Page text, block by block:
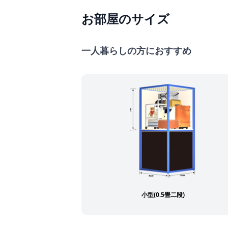
お部屋のサイズ
一人暮らしの方におすすめ
小型(0.5畳二段)